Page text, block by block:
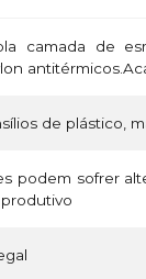
camada de
de plástico,
podem sofrer